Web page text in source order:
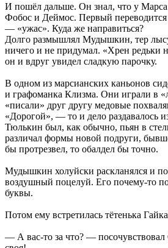
И пошёл дальше. Он знал, что у
Фобос и Деймос. Первый переводится
— «ужас». Куда же направиться?
Долго размышлял Мудышкин, тер
ничего и не придумал. «Хрен редьки
он и вдруг увидел сладкую парочку.
В одном из марсианских каньонов
и графоманка Клизма. Они играли в
«писали» друг другу медовые
«Дорогой», — то и дело раздавалось
Тюлькин был, как обычно, пьян в
различал формы новой подруги,
бы протрезвел, то обалдел бы точно.
Мудышкин холуйски раскланялся и
воздушный поцелуй. Его почему-то
буквы.
Потом ему встретилась тётенька
— А вас-то за что? —